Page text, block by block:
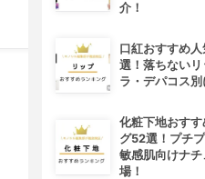
介！
口紅おすすめ
選！落ちない
ラ・デパコス別
化粧下地おす
グ52選！プチ
敏感肌向けナ
場！